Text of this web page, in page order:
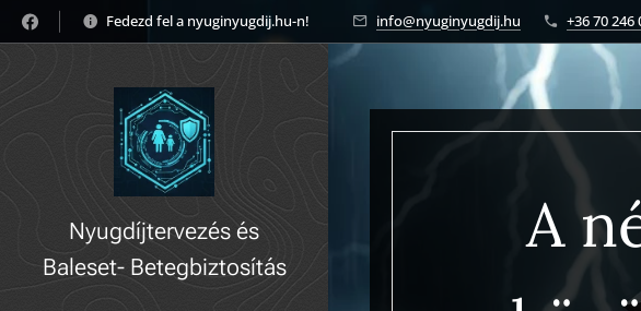
Fedezd fel a nyuginyugdij.hu-n! 🚀 info@nyuginyugdij.hu +36 70 246
Nyugdíjtervezés és
Baleset- Betegbiztosítás
gyorsan, könnyedén!
A